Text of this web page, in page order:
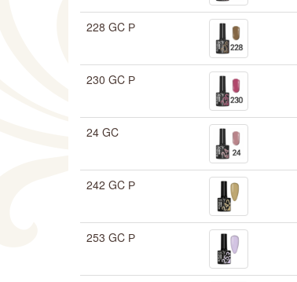
228 GC Р
230 GC Р
24 GC
242 GC Р
253 GC Р